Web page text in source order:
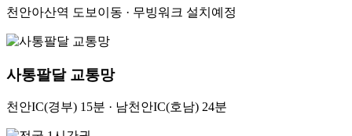
천안아산역 도보이동 · 무빙워크 설치예정
사통팔달 교통망
천안IC(경부) 15분 · 남천안IC(호남) 24분